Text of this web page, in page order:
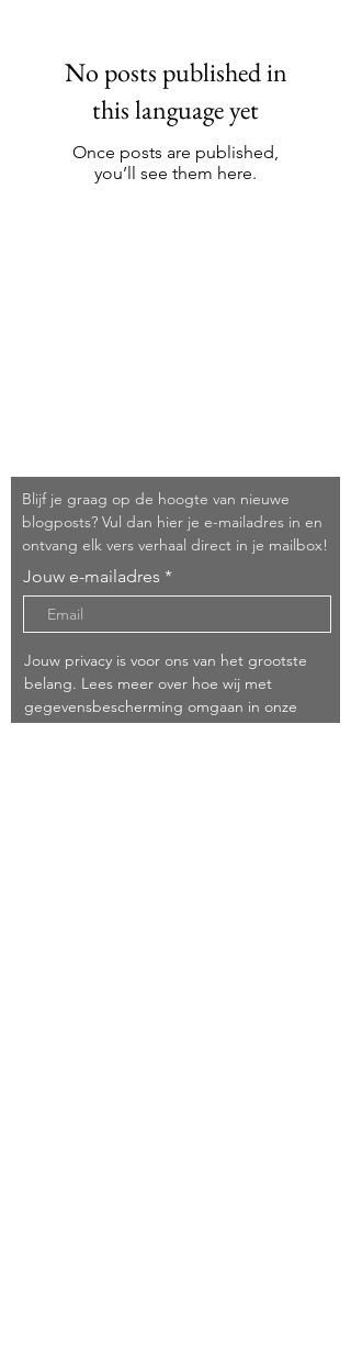
No posts published in
this language yet
Once posts are published,
you’ll see them here.
Blijf je graag op de hoogte van nieuwe
blogposts? Vul dan hier je e-mailadres in en
ontvang elk vers verhaal direct in je mailbox!
Jouw e-mailadres
Jouw privacy is voor ons van het grootste
belang. Lees meer over hoe wij met
gegevensbescherming omgaan in onze